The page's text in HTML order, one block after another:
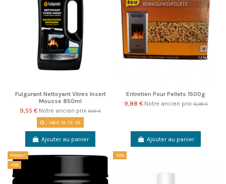
Fulgurant Nettoyant Vitres Insert
Mousse 850ml
9,55 € Notre ancien prix 10,61 €
146d. 14:13:55
Ajouter au panier
Entretien Pour Pellets 1500g
9,88 € Notre ancien prix10,98 €
Ajouter au panier
Promo !
-10%
-10%